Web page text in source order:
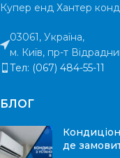
ГАРАНТІЯ
Купер енд Хантер
03061, Україна,
м. Київ, пр-т
Тел: (067) 484-55-11
БЛОГ
де